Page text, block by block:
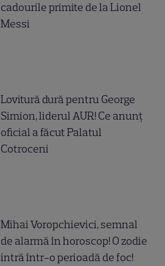
cadourile primite de la Lionel
Messi
Lovitură dură pentru George
Simion, liderul AUR! Ce anunț
oficial a făcut Palatul
Cotroceni
Mihai Voropchievici, semnal
de alarmă în horoscop! O zodie
intră într-o perioadă de foc!